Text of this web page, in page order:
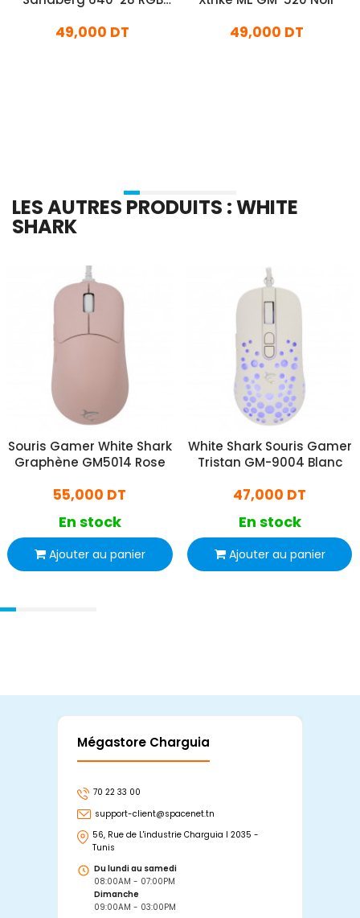
49,000 DT 49,000 DT
LES AUTRES PRODUITS : WHITE
SHARK
Souris Gamer White Shark
Graphène GM5014 Rose
55,000 DT
En stock
Ajouter au panier
White Shark Souris Gamer
Tristan GM-9004 Blanc
47,000 DT
En stock
Ajouter au panier
Mégastore Charguia
70 22 33 00
support-client@spacenet.tn
56, Rue de L'industrie Charguia I 2035 -
Tunis
Du lundi au samedi
08:00AM - 07:00PM
Dimanche
09:00AM - 03:00PM